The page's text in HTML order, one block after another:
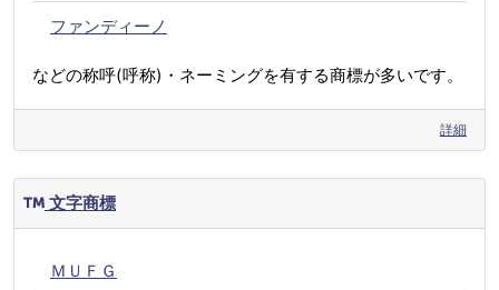
ファンディーノ
などの称呼(呼称)・ネーミングを有する商標が多いです。
詳細
文字商標
ＭＵＦＧ